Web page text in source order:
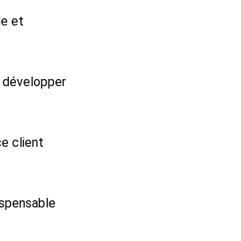
et
client